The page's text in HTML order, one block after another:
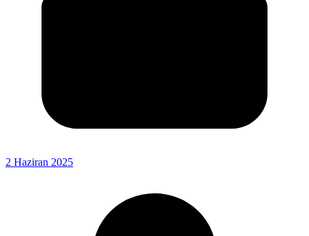
2 Haziran 2025